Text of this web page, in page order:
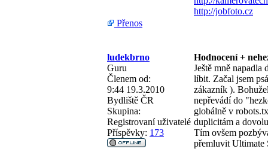
http://jobfoto.cz
Přenos
ludekbrno
Hodnocení +
Guru
Členem od:
9:44 19.3.2010
Bydliště ČR
Skupina:
Registrovaní uživatelé
Příspěvky: 173
Ještě mně
líbit. Začal jsem
zákazník ).
nepřevádí do
globálně v
duplicitám a
Tím ovšem
přemluvit Ultimate